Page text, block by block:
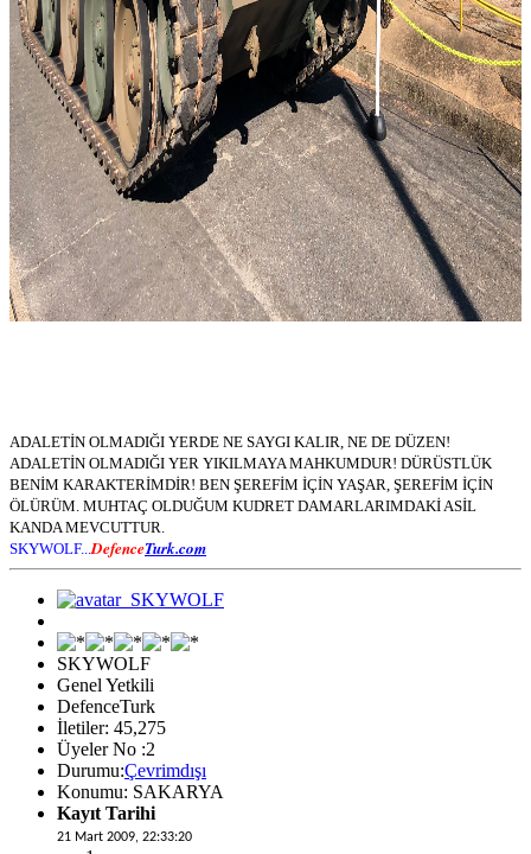
ADALETİN OLMADIĞI YERDE NE SAYGI KALIR, NE DE DÜZEN!
ADALETİN OLMADIĞI YER YIKILMAYA MAHKUMDUR! DÜRÜSTLÜK
BENİM KARAKTERİMDİR! BEN ŞEREFİM İÇİN YAŞAR, ŞEREFİM İÇİN
ÖLÜRÜM. MUHTAÇ OLDUĞUM KUDRET DAMARLARIMDAKİ ASİL
KANDA MEVCUTTUR.
SKYWOLF... DefenceTurk.com
SKYWOLF
Genel Yetkili
DefenceTurk
İletiler: 45,275
Üyeler No :2
Durumu:Çevrimdışı
Konumu: SAKARYA
Kayıt Tarihi
21 Mart 2009, 22:33:20